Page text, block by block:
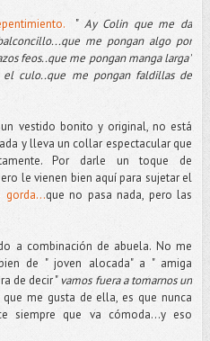
" Ay Colin que me da
me pongan algo por
feos..que me pongan manga larga"
culo..que me pongan faldillas de
vestido bonito y original, no está
y lleva un collar espectacular que
Por darle un toque de
le vienen bien aquí para sujetar el
gorda...que no pasa nada, pero las
a combinación de abuela. No me
de " joven alocada" a " amiga
de decir " vamos fuera a tomarnos un
que me gusta de ella, es que nunca
siempre que va cómoda...y eso